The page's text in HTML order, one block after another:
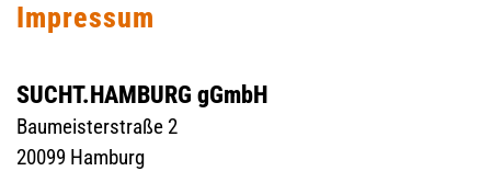
Impressum
SUCHT.HAMBURG gGmbH
Baumeisterstraße 2
20099 Hamburg